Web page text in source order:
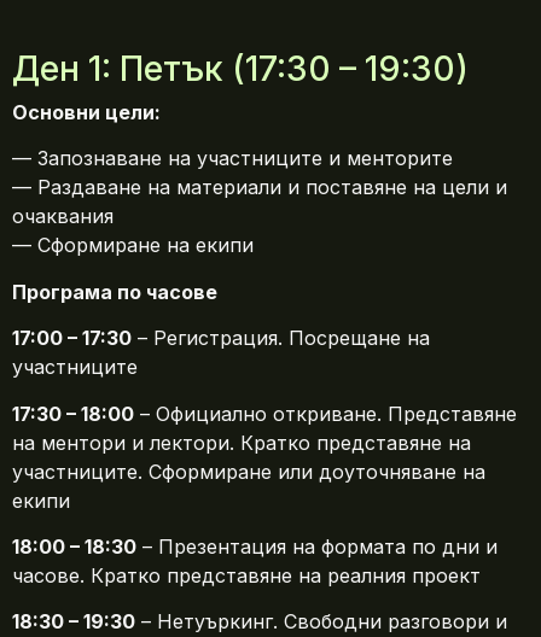
Ден 1: Петък (17:30 – 19:30)
Основни цели:
— Запознаване на участниците и менторите
— Раздаване на материали и поставяне на цели и
очаквания
— Сформиране на екипи
Програма по часове
17:00 – 17:30 – Регистрация. Посрещане на
участниците
17:30 – 18:00 – Официално откриване. Представяне
на ментори и лектори. Кратко представяне на
участниците. Сформиране или доуточняване на
екипи
18:00 – 18:30 – Презентация на формата по дни и
часове. Кратко представяне на реалния проект
18:30 – 19:30 – Нетуъркинг. Свободни разговори и